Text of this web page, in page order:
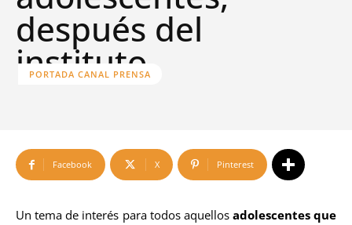
después del
instituto
PORTADA CANAL PRENSA
Facebook X Pinterest
Un tema de interés para todos aquellos adolescentes que